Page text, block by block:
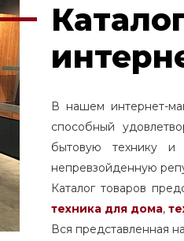
В нашем интернет-
способный
бытовую технику и
непревзойденную
Каталог товаров
техника для дома,
Вся представленная